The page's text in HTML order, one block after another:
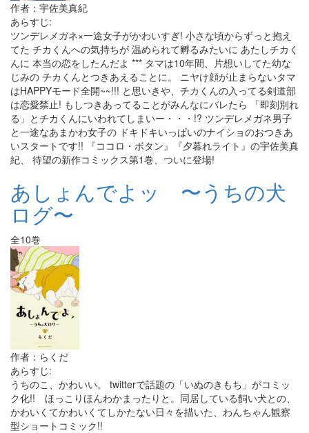
作者：宇佐美真紀
あらすじ:
ツンデレメガネ×一途女子がかわいすぎ! 小さな頃からずっと抱え
てた チカくんへの気持ちが 温められて孵るみたいに あたしチカく
んに 本当の恋をしたんだよ *** タマは10年間、片想いしてた幼な
じみの チカくんとつきあえることに。 ニヤけ顔が止まらないタマ
はHAPPYモード全開~~!!! と思いきや、チカくんの入ってる剣道部
は恋愛禁止! もしつきあってることがみんなにバレたら 「即刻別れ
る」とチカくんにいわれてしまいー・・・!? ツンデレメガネ男子
と一途なあまかわ女子の ドキドキいっぱいのナイショのおつきあ
いスタートです!! 『ココロ・ボタン』『夕暮れライト』の宇佐美真
紀、 待望の新作コミックス第1巻、ついに登場!
あしょんでよッ 〜うちの犬
ログ〜
全10巻
作者：らくだ
あらすじ:
うちのこ、かわいい。 twitterで話題の「いぬのきもち」がコミッ
ク化!! ほっこりほんわかまったりと。同居している飼い犬との、
かわいくてかわいくてしかたない日々を描いた、わんちゃん観察
型ショートコミック!!